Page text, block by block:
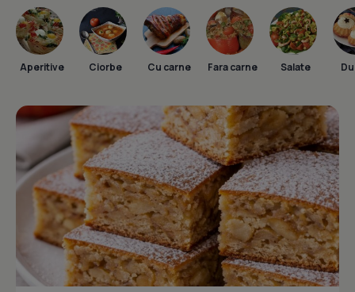
Aperitive Ciorbe Cu carne Fara carne Salate